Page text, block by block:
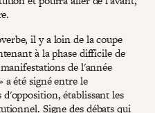
il y a loin de la coupe
à la phase difficile de
de l'année
été signé entre le
établissant les
Signe des débats qui